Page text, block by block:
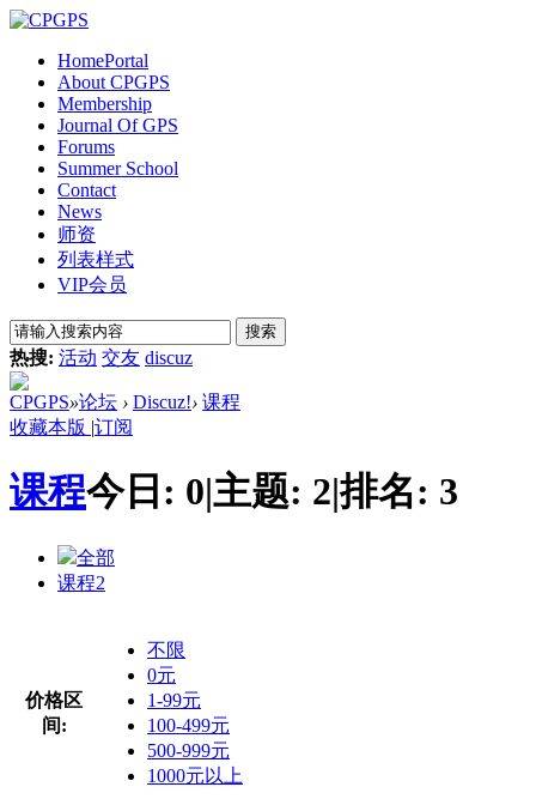
HomePortal
About CPGPS
Membership
Journal Of GPS
Forums
Summer School
Contact
News
师资
列表样式
VIP会员
搜索
热搜: 活动 交友 discuz
CPGPS»论坛 › Discuz!› 课程
收藏本版 |订阅
课程今日: 0|主题: 2|排名: 3
全部
课程2
价格区
间:
不限
0元
1-99元
100-499元
500-999元
1000元以上